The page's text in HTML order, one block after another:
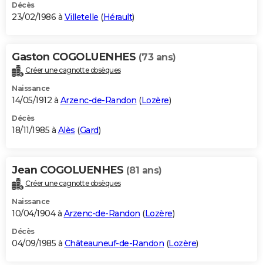
Décès
23/02/1986 à Villetelle (Hérault)
Gaston COGOLUENHES (73 ans)
Créer une cagnotte obsèques
Naissance
14/05/1912 à Arzenc-de-Randon (Lozère)
Décès
18/11/1985 à Alès (Gard)
Jean COGOLUENHES (81 ans)
Créer une cagnotte obsèques
Naissance
10/04/1904 à Arzenc-de-Randon (Lozère)
Décès
04/09/1985 à Châteauneuf-de-Randon (Lozère)